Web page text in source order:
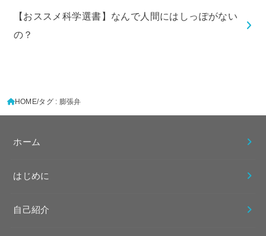
【おススメ科学選書】なんで人間にはしっぽがない
の？
HOME タグ : 膨張弁
ホーム
はじめに
自己紹介